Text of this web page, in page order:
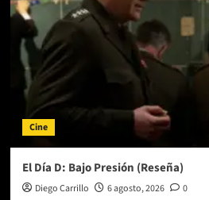
Cine
El Día D: Bajo Presión (Reseña)
Diego Carrillo 6 agosto, 2026 0